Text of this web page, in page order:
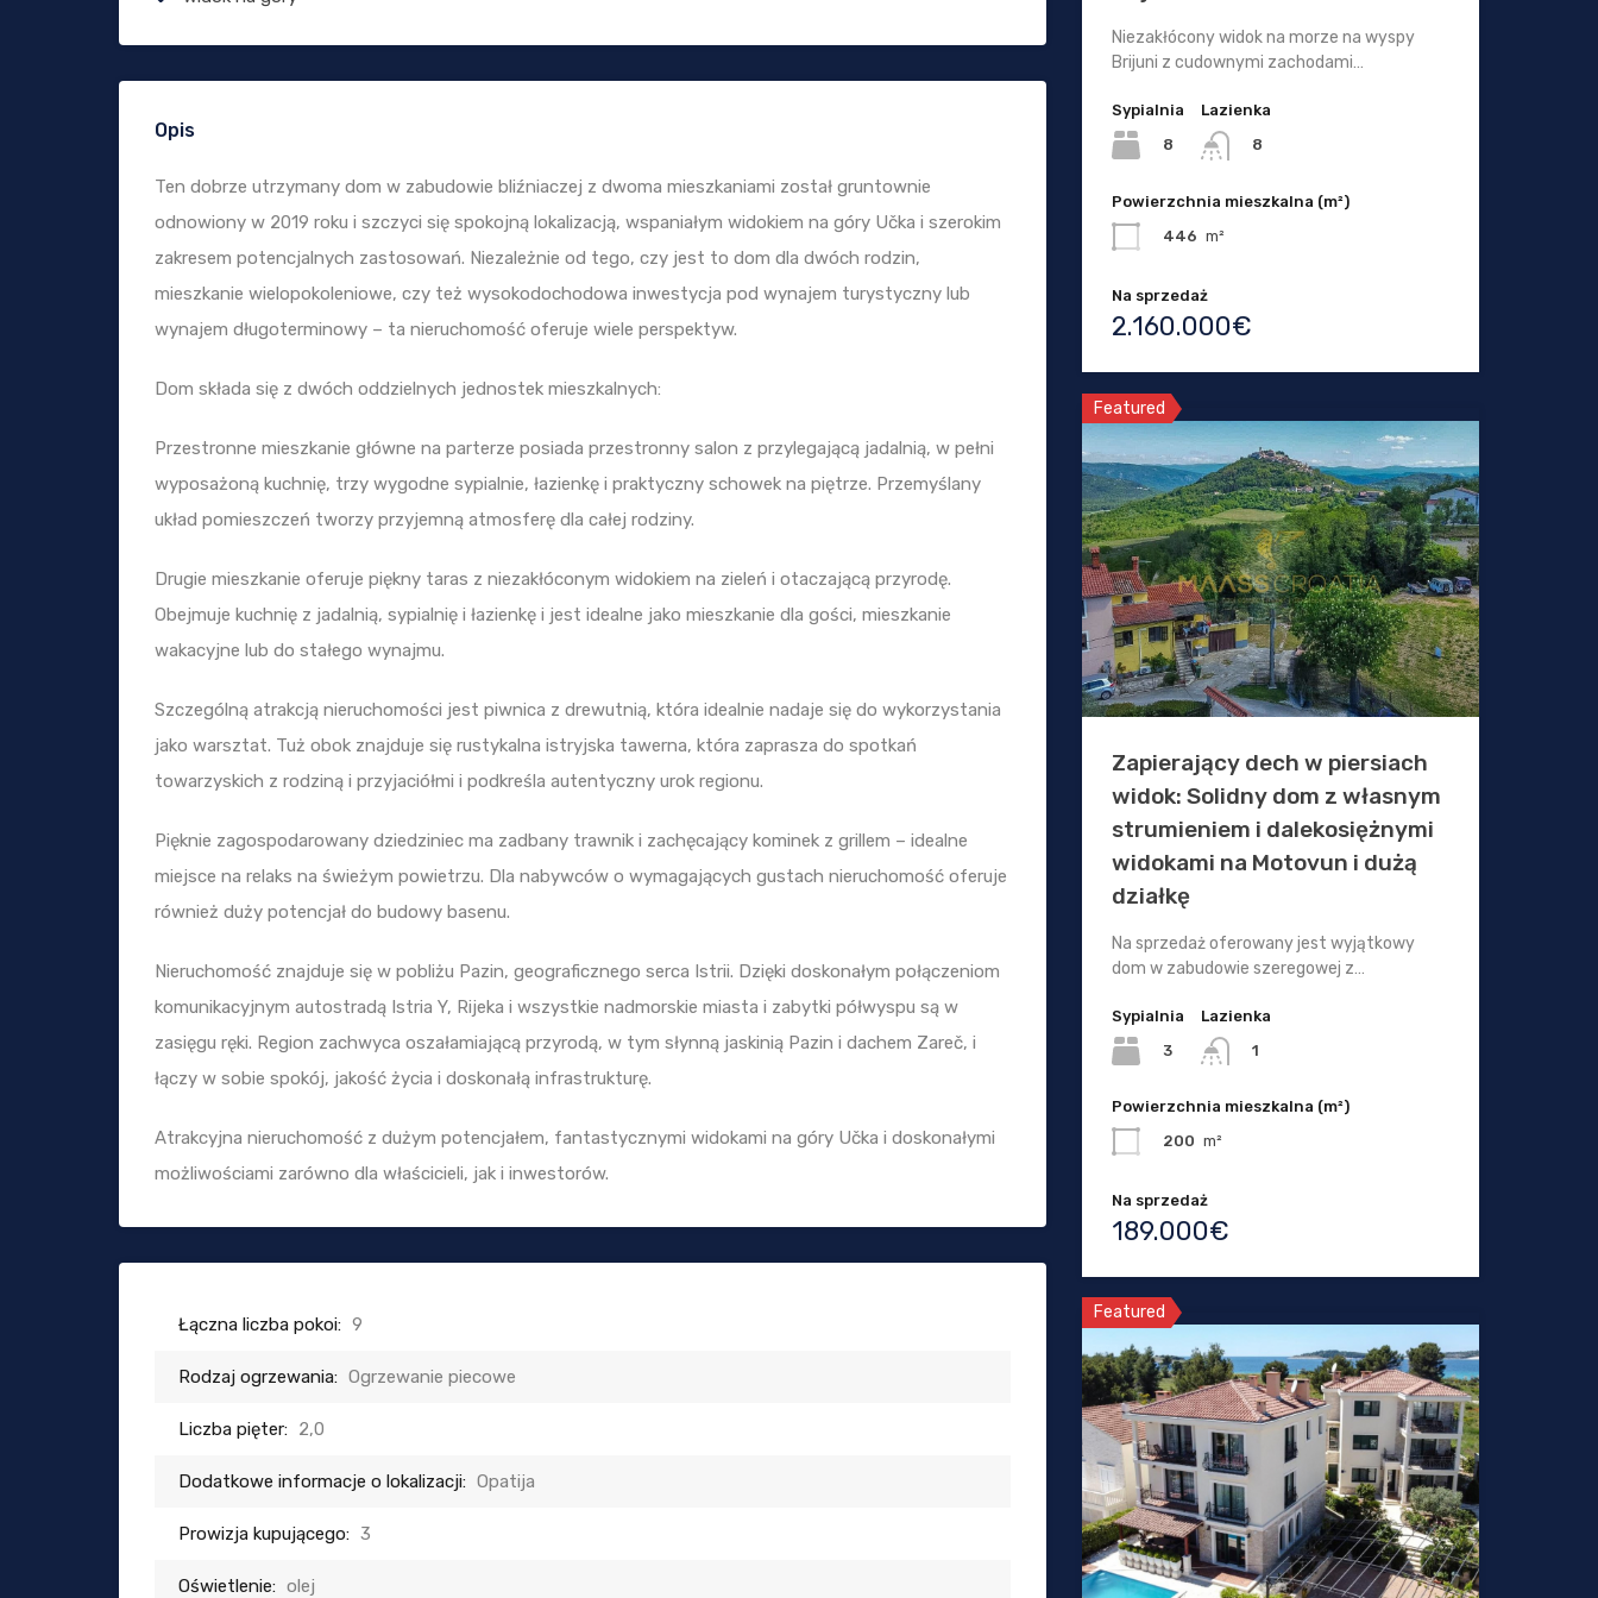
Opis
Ten dobrze utrzymany dom w zabudowie bliźniaczej z dwoma mieszkaniami został gruntownie
odnowiony w 2019 roku i szczyci się spokojną lokalizacją, wspaniałym widokiem na góry Učka i szerokim
zakresem potencjalnych zastosowań. Niezależnie od tego, czy jest to dom dla dwóch rodzin,
mieszkanie wielopokoleniowe, czy też wysokodochodowa inwestycja pod wynajem turystyczny lub
wynajem długoterminowy – ta nieruchomość oferuje wiele perspektyw.
Dom składa się z dwóch oddzielnych jednostek mieszkalnych:
Przestronne mieszkanie główne na parterze posiada przestronny salon z przylegającą jadalnią, w pełni
wyposażoną kuchnię, trzy wygodne sypialnie, łazienkę i praktyczny schowek na piętrze. Przemyślany
układ pomieszczeń tworzy przyjemną atmosferę dla całej rodziny.
Drugie mieszkanie oferuje piękny taras z niezakłóconym widokiem na zieleń i otaczającą przyrodę.
Obejmuje kuchnię z jadalnią, sypialnię i łazienkę i jest idealne jako mieszkanie dla gości, mieszkanie
wakacyjne lub do stałego wynajmu.
Szczególną atrakcją nieruchomości jest piwnica z drewutnią, która idealnie nadaje się do wykorzystania
jako warsztat. Tuż obok znajduje się rustykalna istryjska tawerna, która zaprasza do spotkań
towarzyskich z rodziną i przyjaciółmi i podkreśla autentyczny urok regionu.
Pięknie zagospodarowany dziedziniec ma zadbany trawnik i zachęcający kominek z grillem – idealne
miejsce na relaks na świeżym powietrzu. Dla nabywców o wymagających gustach nieruchomość oferuje
również duży potencjał do budowy basenu.
Nieruchomość znajduje się w pobliżu Pazin, geograficznego serca Istrii. Dzięki doskonałym połączeniom
komunikacyjnym autostradą Istria Y, Rijeka i wszystkie nadmorskie miasta i zabytki półwyspu są w
zasięgu ręki. Region zachwyca oszałamiającą przyrodą, w tym słynną jaskinią Pazin i dachem Zareč, i
łączy w sobie spokój, jakość życia i doskonałą infrastrukturę.
Atrakcyjna nieruchomość z dużym potencjałem, fantastycznymi widokami na góry Učka i doskonałymi
możliwościami zarówno dla właścicieli, jak i inwestorów.
Łączna liczba pokoi: 9
Rodzaj ogrzewania: Ogrzewanie piecowe
Liczba pięter: 2,0
Dodatkowe informacje o lokalizacji: Opatija
Prowizja kupującego: 3
Oświetlenie: olej
Niezakłócony widok na morze na wyspy
Brijuni z cudownymi zachodami…
Sypialnia
8
Lazienka
8
Powierzchnia mieszkalna (m²)
446 m²
Na sprzedaż
2.160.000€
Featured
Zapierający dech w piersiach
widok: Solidny dom z własnym
strumieniem i dalekosiężnymi
widokami na Motovun i dużą
działkę
Na sprzedaż oferowany jest wyjątkowy
dom w zabudowie szeregowej z…
Sypialnia
3
Lazienka
1
Powierzchnia mieszkalna (m²)
200 m²
Na sprzedaż
189.000€
Featured